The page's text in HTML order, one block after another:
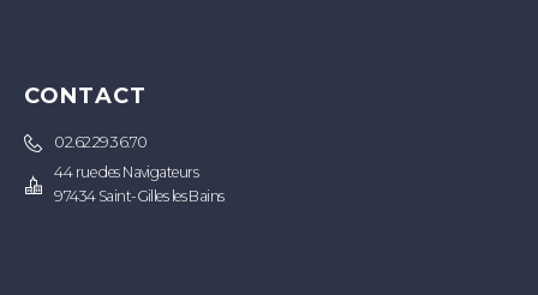
CONTACT
02.62.29.36.70
44 rue des Navigateurs
97434 Saint-Gilles les Bains